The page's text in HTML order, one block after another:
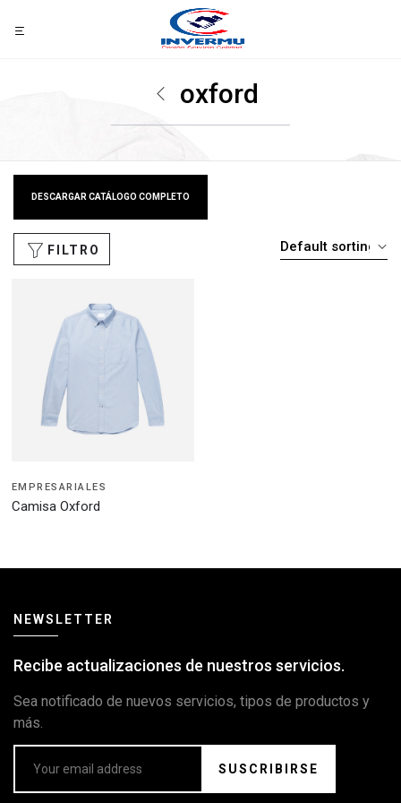
oxford
DESCARGAR CATÁLOGO COMPLETO
FILTRO
EMPRESARIALES
Camisa Oxford
NEWSLETTER
Recibe actualizaciones de nuestros servicios.
Sea notificado de nuevos servicios, tipos de productos y
más.
SUSCRIBIRSE